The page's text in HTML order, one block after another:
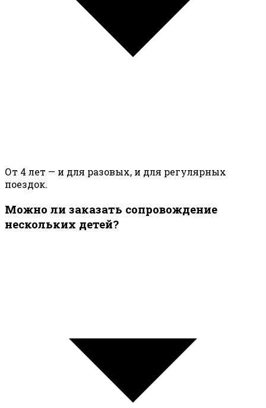
От 4 лет — и для разовых, и для регулярных
поездок.
Можно ли заказать сопровождение
нескольких детей?